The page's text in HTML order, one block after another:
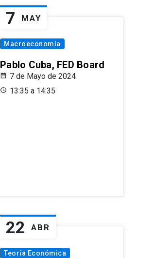
7 MAY
Macroeconomía
Pablo Cuba, FED Board
7 de Mayo de 2024
13:35 a 14:35
22 ABR
Teoría Económica